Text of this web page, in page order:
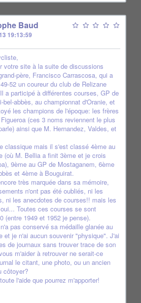
Baud
19:13:59
votre site à la suite de discussions
père, Francisco Carrascosa, qui a
52 un coureur du club de Relizane
a participé à différentes courses, GP de
bel-abbès, au championnat d'Oranie, et
les champions de l'époque: les frères
(ces 3 noms reviennent le plus
ainsi que M. Hernandez, Valdes, et
classique mais il s'est classé 4ème au
(où M. Bellia a finit 3ème et je crois
9ème au GP de Mostaganem, 6ème
et 4ème à Bouguirat.
très marquée dans sa mémoire,
n'ont pas été oubliés, ni les
ni les anecdotes de courses!! mais les
Toutes ces courses se sont
(entre 1949 et 1952 je pense).
pas conservé sa médaille glanée au
et je n'ai aucun souvenir "physique". J'ai
de journaux sans trouver trace de son
m'aider à retrouver ne serait-ce
le citant, une photo, ou un ancien
côtoyer?
l'aide que pourrez m'apporter!